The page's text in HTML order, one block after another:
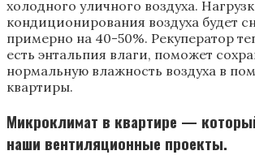
холодного уличного воздуха.
кондиционирования воздуха будет
примерно на 40-50%. Рекуператор
есть энтальпия влаги, поможет
нормальную влажность воздуха в
квартиры.
Микроклимат в квартире —
наши вентиляционные проекты.